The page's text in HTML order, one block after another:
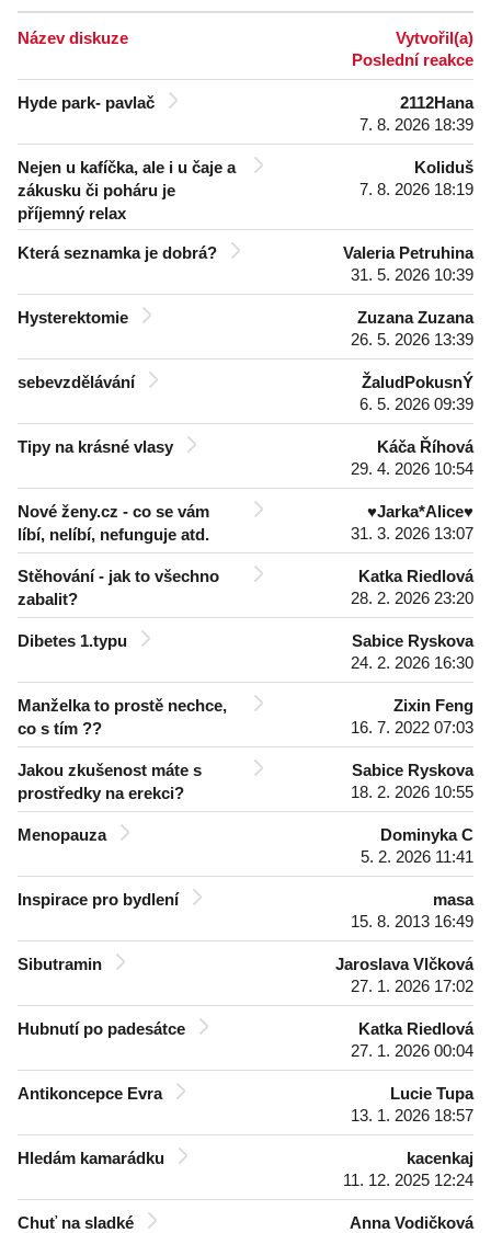
Název diskuze
Vytvořil(a)
Poslední reakce
Hyde park- pavlač
2112Hana
7. 8. 2026 18:39
Nejen u kafíčka, ale i u čaje a
zákusku či poháru je
příjemný relax
Koliduš
7. 8. 2026 18:19
Která seznamka je dobrá?
Valeria Petruhina
31. 5. 2026 10:39
Hysterektomie
Zuzana Zuzana
26. 5. 2026 13:39
sebevzdělávání
ŽaludPokusnÝ
6. 5. 2026 09:39
Tipy na krásné vlasy
Káča Říhová
29. 4. 2026 10:54
Nové ženy.cz - co se vám
líbí, nelíbí, nefunguje atd.
♥Jarka*Alice♥
31. 3. 2026 13:07
Stěhování - jak to všechno
zabalit?
Katka Riedlová
28. 2. 2026 23:20
Dibetes 1.typu
Sabice Ryskova
24. 2. 2026 16:30
Manželka to prostě nechce,
co s tím ??
Zixin Feng
16. 7. 2022 07:03
Jakou zkušenost máte s
prostředky na erekci?
Sabice Ryskova
18. 2. 2026 10:55
Menopauza
Dominyka C
5. 2. 2026 11:41
Inspirace pro bydlení
masa
15. 8. 2013 16:49
Sibutramin
Jaroslava Vlčková
27. 1. 2026 17:02
Hubnutí po padesátce
Katka Riedlová
27. 1. 2026 00:04
Antikoncepce Evra
Lucie Tupa
13. 1. 2026 18:57
Hledám kamarádku
kacenkaj
11. 12. 2025 12:24
Chuť na sladké
Anna Vodičková